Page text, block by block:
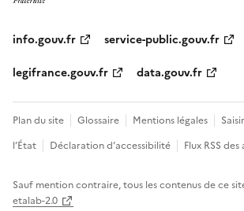
info.gouv.fr
service-public.gouv.fr
legifrance.gouv.fr
data.gouv.fr
Plan du site Glossaire Mentions légales
l’État
Déclaration d’accessibilité Flux RSS
Sauf mention contraire, tous les contenus de ce
etalab-2.0